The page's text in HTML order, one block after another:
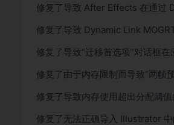
修复了导致 After Effects 在通过
修复了导致 Dynamic Link
修复了导致“迁移首选项”对话框
修复了由于内存限制而导致“两帧
修复了导致内存使用超出分配阈值
修复了无法正确导入 Illustrator 中